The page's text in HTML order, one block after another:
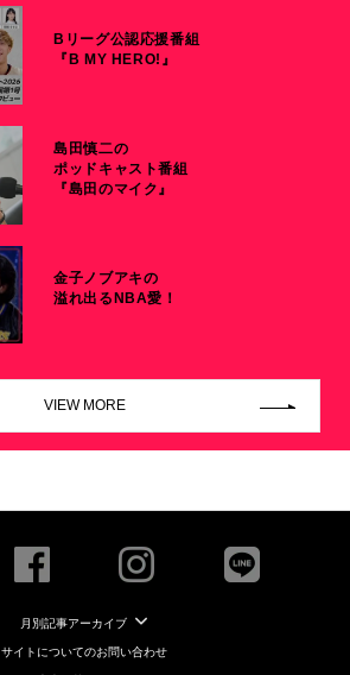
Bリーグ公認応援番組
『B MY HERO!』
島田慎二の
ポッドキャスト番組
『島田のマイク』
金子ノブアキの
溢れ出るNBA愛！
VIEW MORE
月別記事アーカイブ
サイトについてのお問い合わせ